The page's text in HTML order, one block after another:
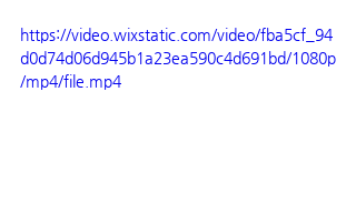
https://video.wixstatic.com/video/fba5cf_94
d0d74d06d945b1a23ea590c4d691bd/1080p
/mp4/file.mp4